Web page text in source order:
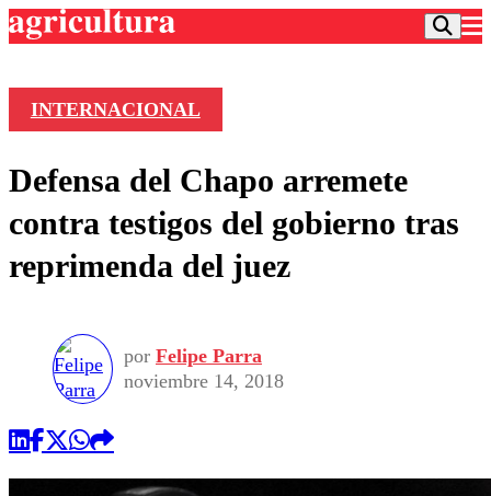
Frecuencias
Agricultura TV
Deportes
Colo Colo
Seleccion Chilena
Torneo Internacional
Entretención
Economía
Internacional
Publicaciones en medios
Opinión
INTERNACIONAL
Defensa del Chapo arremete
contra testigos del gobierno tras
reprimenda del juez
por Felipe Parra
noviembre 14, 2018